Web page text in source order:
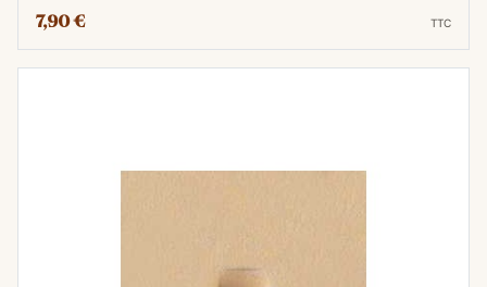
7,90 € TTC